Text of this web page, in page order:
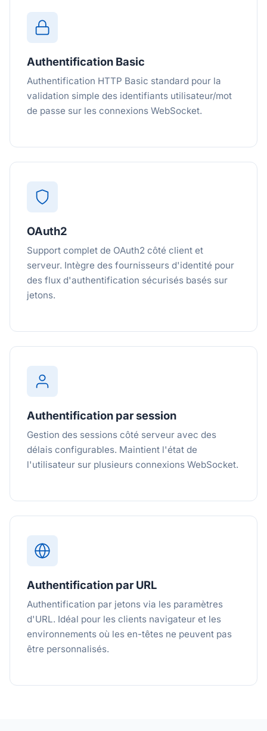
Authentification Basic
Authentification HTTP Basic standard pour la
validation simple des identifiants utilisateur/mot
de passe sur les connexions WebSocket.
OAuth2
Support complet de OAuth2 côté client et
serveur. Intègre des fournisseurs d'identité pour
des flux d'authentification sécurisés basés sur
jetons.
Authentification par session
Gestion des sessions côté serveur avec des
délais configurables. Maintient l'état de
l'utilisateur sur plusieurs connexions WebSocket.
Authentification par URL
Authentification par jetons via les paramètres
d'URL. Idéal pour les clients navigateur et les
environnements où les en-têtes ne peuvent pas
être personnalisés.